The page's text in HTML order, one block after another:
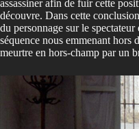
assassiner afin de fuir cette
découvre. Dans cette
du personnage sur le
séquence nous emmenant hors
meurtre en hors-champ par un